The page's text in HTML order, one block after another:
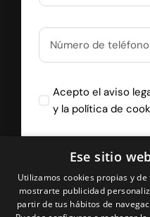
Acepto elaviso
y la política de
Ese sitio
Utilizamos cookies propias y
mostrarte publicidad
partir de tus hábitos de